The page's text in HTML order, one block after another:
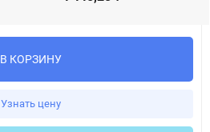
В КОРЗИНУ
Узнать цену